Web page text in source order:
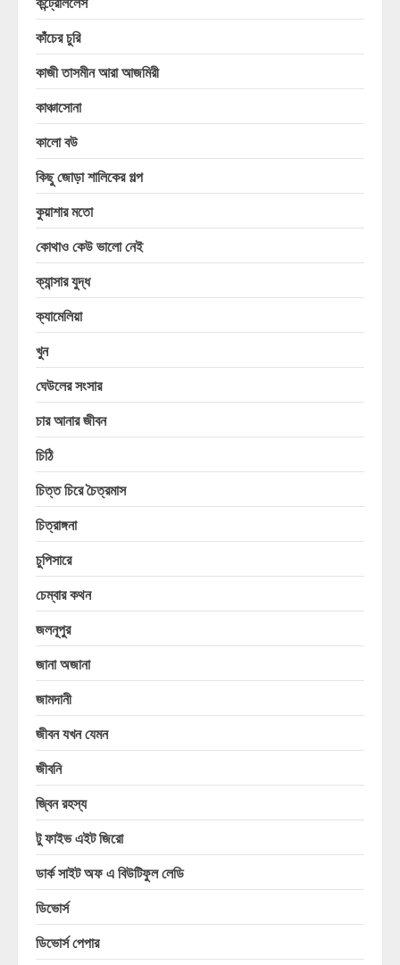
কাঁচের চুরি
কাজী তাসমীন আরা আজমিরী
কাঞ্চাসোনা
কালো বউ
কিছু জোড়া শালিকের গল্প
কুয়াশার মতো
কোথাও কেউ ভালো নেই
ক্যান্সার যুদ্ধ
ক্যামেলিয়া
খুন
ঘেউলের সংসার
চার আনার জীবন
চিঠি
চিত্ত চিরে চৈত্রমাস
চিত্রাঙ্গনা
চুপিসারে
চেম্বার কথন
জলনূপুর
জানা অজানা
জামদানী
জীবন যখন যেমন
জীবনি
জ্বিন রহস্য
টু ফাইভ এইট জিরো
ডার্ক সাইট অফ এ বিউটিফুল লেডি
ডিভোর্স
ডিভোর্স পেপার